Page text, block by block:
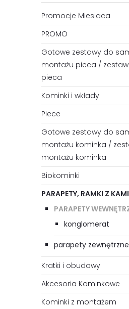
Promocje Miesiaca
PROMO
Gotowe zestawy do
montażu pieca /
pieca
Kominki i wkłady
Piece
Gotowe zestawy do
montażu kominka /
montażu kominka
Biokominki
PARAPETY, RAMKI Z
PARAPETY
konglomerat
parapety zewnętrzne
Kratki i obudowy
Akcesoria Kominkowe
Kominki z montażem